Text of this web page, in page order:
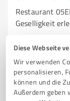
Diese Webseite
Wir verwenden
personalisieren,
können und die
Außerdem geben
Restaurant
Geselligkeit
GEBURTSTAGSFEIERN
ALKOHOLFREIE